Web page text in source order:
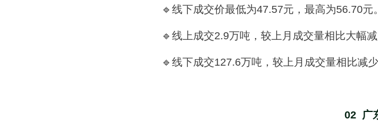
🔹线下成交价最低为47.57元，最高为56.70元。
🔹线上成交2.9万吨，较上月成交量相比大幅减
🔹线下成交127.6万吨，较上月成交量相比减少
02  广